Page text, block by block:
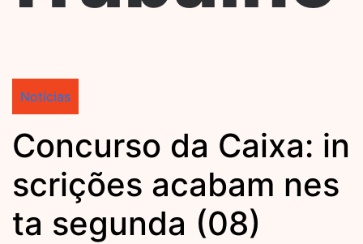
Notícias
Concurso da Caixa: in
scrições acabam nes
ta segunda (08)